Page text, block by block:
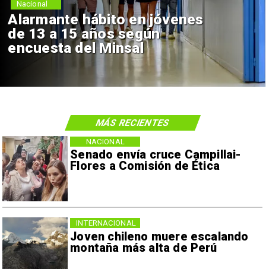
Alarmante hábito en jóvenes
de 13 a 15 años según
encuesta del Minsal
Nacional
Senado envía cruce Campillai-
Flores a Comisión de Ética
NACIONAL
Joven chileno muere escalando
montaña más alta de Perú
INTERNACIONAL
MÁS RECIENTES